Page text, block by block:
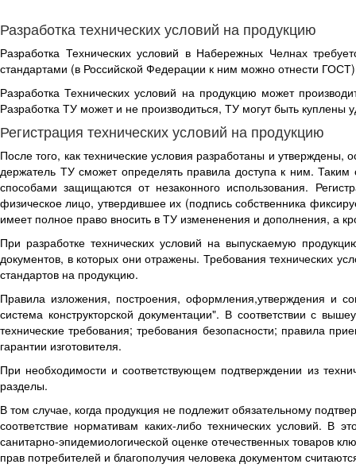
Разработка технических условий на продукцию
Разработка Технических условий в Набережных Челнах
стандартами (в Российской Федерации к ним можно отнести ГОСТ)
Разработка Технических условий на продукцию может
Разработка ТУ может и не производиться, ТУ могут быть куплены
Регистрация технических условий на продукцию
После того, как технические условия разработаны и утверждены,
держатель ТУ сможет определять правила доступа к ним. Таким
способами защищаются от незаконного использования.
физическое лицо, утвердившее их (подпись собственника
имеет полное право вносить в ТУ измененения и дополнения, а
При разработке технических условий на выпускаемую
документов, в которых они отражены. Требования технических
стандартов на продукцию.
Правила изложения, построения, оформления,утверждения и
система конструкторской документации". В соответствии с
технические требования; требования безопасности; правила
гарантии изготовителя.
При необходимости и соответствующем подтверждении из
разделы.
В том случае, когда продукция не подлежит обязательному
соответствие нормативам каких-либо технических условий. В
санитарно-эпидемиологической оценке отечественных
прав потребителей и благополучия человека документом